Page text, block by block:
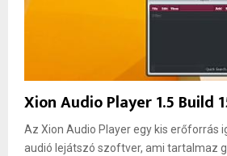
Xion Audio Player 1.5 Build
Az Xion Audio Player egy kis erőforrás
audió lejátszó szoftver, ami tartalmaz